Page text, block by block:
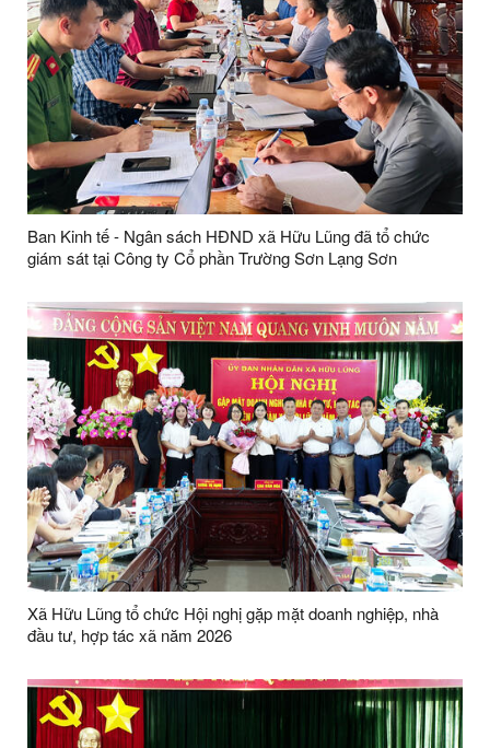
Ban Kinh tế - Ngân sách HĐND xã Hữu Lũng đã tổ chức
giám sát tại Công ty Cổ phần Trường Sơn Lạng Sơn
Xã Hữu Lũng tổ chức Hội nghị gặp mặt doanh nghiệp, nhà
đầu tư, hợp tác xã năm 2026